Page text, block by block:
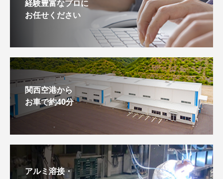
経験豊富なプロに
お任せください
関西空港から
お車で約40分
アルミ溶接・